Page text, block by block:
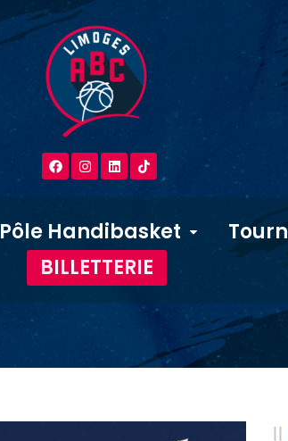
Pôle Handibasket
BILLETTERIE